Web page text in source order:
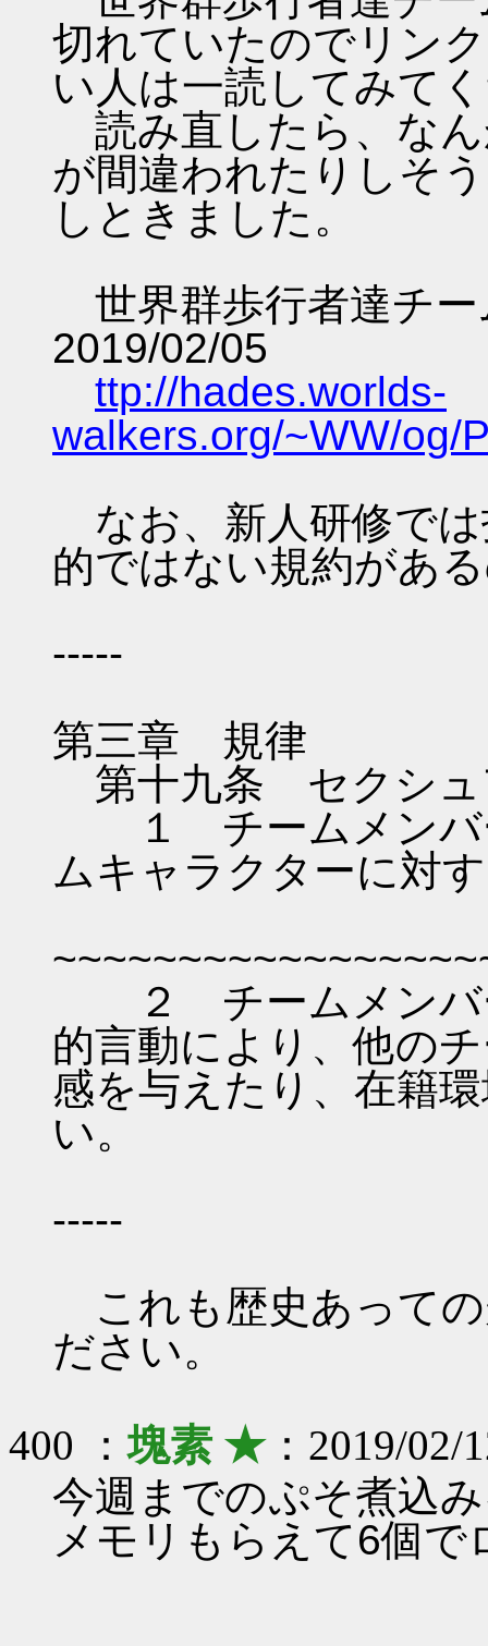
切れていたのでリン
い人は一読してみて
読み直したら、な
が間違われたりしそ
しときました。
世界群歩行者達チ
2019/02/05
ttp://hades.worlds-
walkers.org/~WW/og/
なお、新人研修で
的ではない規約があ
-----
第三章 規律
第十九条 セクシュ
１ チームメンバ
ムキャラクターに対
２ チームメンバー
的言動により、他の
感を与えたり、在籍
い。
-----
これも歴史あって
ださい。
400 ：塊素 ★：2019/02/
今週までのぷそ煮込
メモリもらえて6個